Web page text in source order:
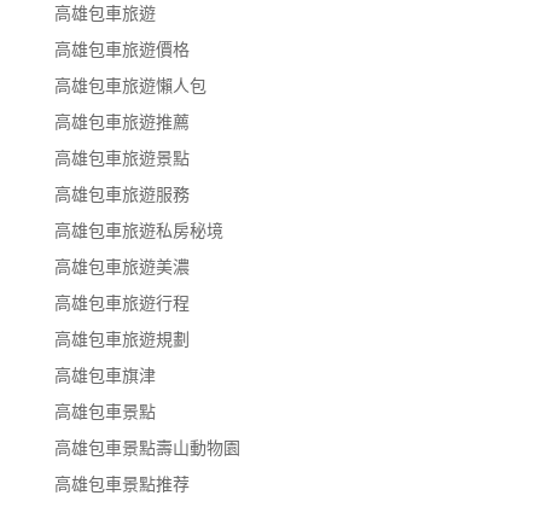
高雄包車旅遊
高雄包車旅遊價格
高雄包車旅遊懶人包
高雄包車旅遊推薦
高雄包車旅遊景點
高雄包車旅遊服務
高雄包車旅遊私房秘境
高雄包車旅遊美濃
高雄包車旅遊行程
高雄包車旅遊規劃
高雄包車旗津
高雄包車景點
高雄包車景點壽山動物園
高雄包車景點推荐